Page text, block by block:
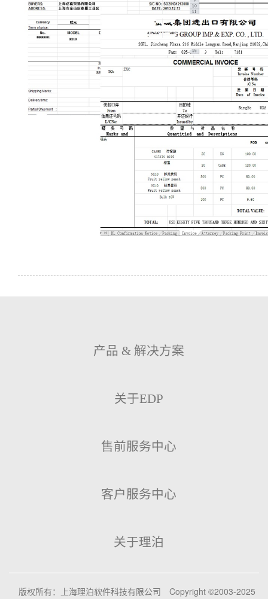
产品 & 解决方案
关于EDP
售前服务中心
客户服务中心
关于理泊
版权所有：上海理泊软件科技有限公司
Copyright ©2003-2025